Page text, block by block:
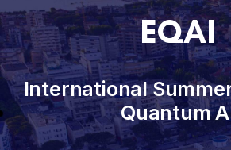
EQAI
International
Quantum